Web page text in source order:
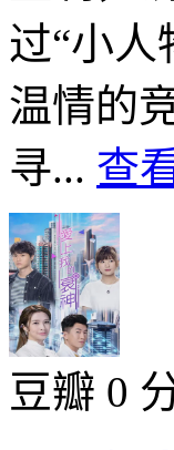
过“小
温情的
寻... 查
豆瓣 0